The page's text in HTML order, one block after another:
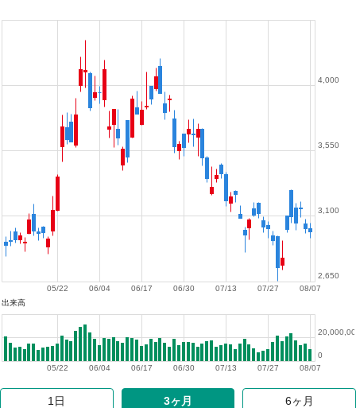
08/07
07/27
07/13
06/30
06/17
06/04
05/22
2,650
3,100
3,550
4,000
出来高
08/07
07/27
07/13
06/30
06/17
06/04
05/22
0
1日 3ヶ月 6ヶ月